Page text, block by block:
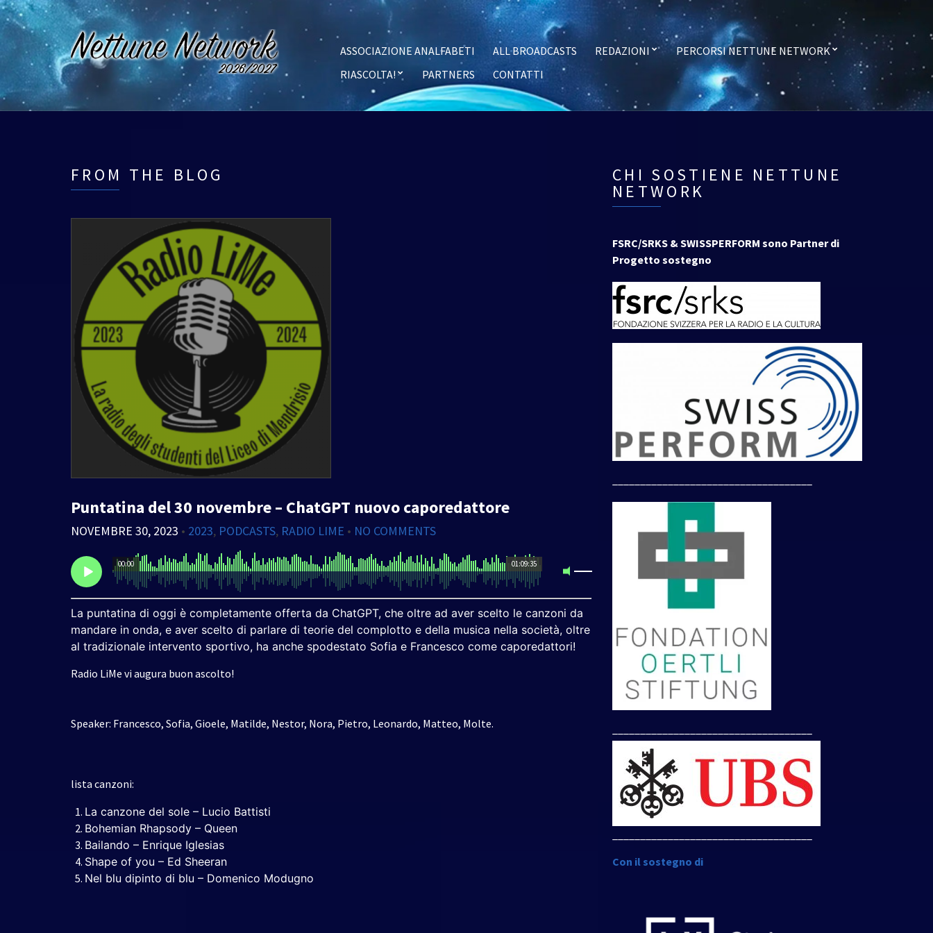
ASSOCIAZIONE ANALFABETI ALL BROADCASTS REDAZIONI
PERCORSI NETTUNE NETWORK
RIASCOLTA!
PARTNERS CONTATTI
FROM THE BLOG
Puntatina del 30 novembre – ChatGPT nuovo caporedattore
NOVEMBRE 30, 2023 • 2023, PODCASTS, RADIO LIME • NO COMMENTS
01:09:35
00:00
La puntatina di oggi è completamente offerta da ChatGPT, che oltre ad aver scelto le canzoni da
mandare in onda, e aver scelto di parlare di teorie del complotto e della musica nella società, oltre
al tradizionale intervento sportivo, ha anche spodestato Sofia e Francesco come caporedattori!
Radio LiMe vi augura buon ascolto!
Speaker: Francesco, Sofia, Gioele, Matilde, Nestor, Nora, Pietro, Leonardo, Matteo, Molte.
lista canzoni:
La canzone del sole – Lucio Battisti
Bohemian Rhapsody – Queen
Bailando – Enrique Iglesias
Shape of you – Ed Sheeran
Nel blu dipinto di blu – Domenico Modugno
CHI SOSTIENE NETTUNE
NETWORK
FSRC/SRKS & SWISSPERFORM sono Partner di
Progetto sostegno
Con il sostegno di